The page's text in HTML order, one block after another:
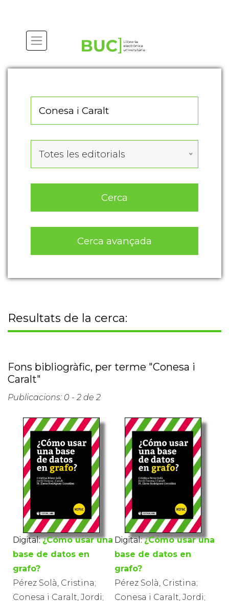
Totes les editorials
Cerca
Cerca avançada
Resultats de la cerca:
Fons bibliogràfic, per terme "Conesa i
Caralt"
Publicacions: 0 - 2 de 2
Digital: ¿Cómo usar una
base de datos en
grafo?
Pérez Solà, Cristina;
Conesa i Caralt, Jordi;
Digital: ¿Cómo usar una
base de datos en
grafo?
Pérez Solà, Cristina;
Conesa i Caralt, Jordi;